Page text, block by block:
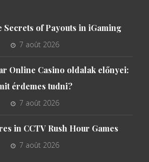
Secrets of Payouts in iGaming
7 août 2026
Online Casino oldalak előnyei:
érdemes tudni?
7 août 2026
in CCTV Rush Hour Games
7 août 2026